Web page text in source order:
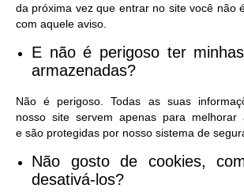
da próxima vez que entrar no site você não
com aquele aviso.
E não é perigoso ter
armazenadas?
Não é perigoso. Todas as suas
nosso site servem apenas para melhorar
e são protegidas por nosso sistema de
Não gosto de cookies,
desativá-los?